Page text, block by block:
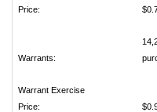
Price:
Warrants:
Warrant Exercise
Price: